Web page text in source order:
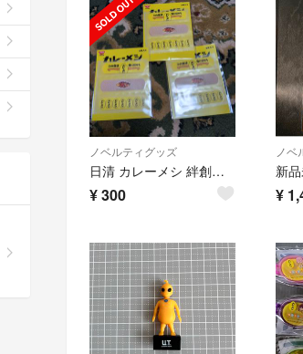
ノベルティグッズ
日清 カレーメシ 絆創膏 3個セット
¥300
ノベ
¥